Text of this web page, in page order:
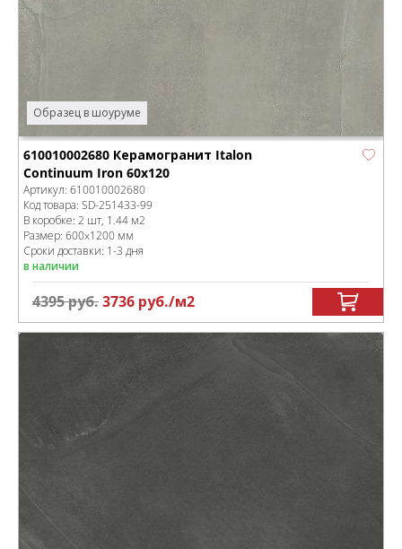
Образец в шоуруме
610010002680 Керамогранит Italon
Continuum Iron 60x120
Артикул: 610010002680
Код товара: SD-251433-99
В коробке: 2 шт, 1.44 м2
Размер: 600x1200 мм
Сроки доставки: 1-3 дня
в наличии
4395руб.3736 руб./м2